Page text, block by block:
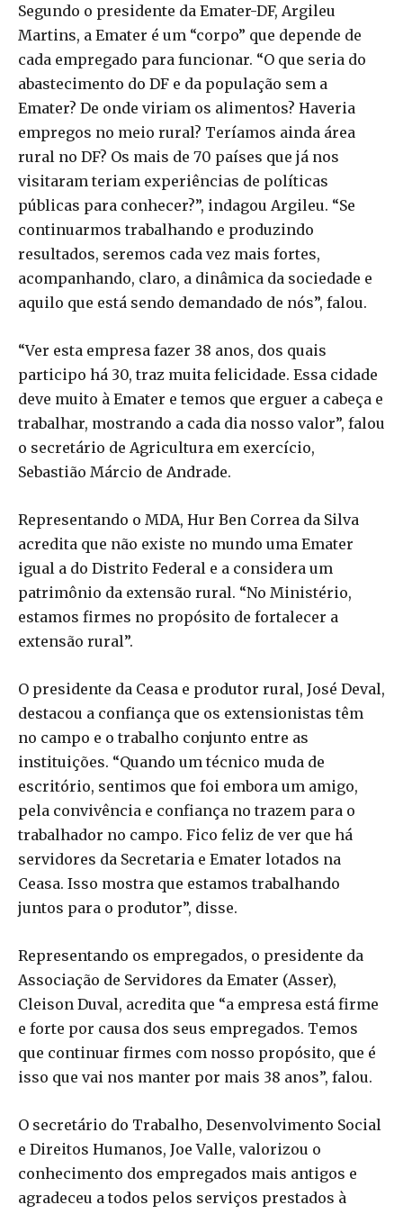
Segundo o presidente da Emater-DF, Argileu
Martins, a Emater é um “corpo” que depende de
cada empregado para funcionar. “O que seria do
abastecimento do DF e da população sem a
Emater? De onde viriam os alimentos? Haveria
empregos no meio rural? Teríamos ainda área
rural no DF? Os mais de 70 países que já nos
visitaram teriam experiências de políticas
públicas para conhecer?”, indagou Argileu. “Se
continuarmos trabalhando e produzindo
resultados, seremos cada vez mais fortes,
acompanhando, claro, a dinâmica da sociedade e
aquilo que está sendo demandado de nós”, falou.
“Ver esta empresa fazer 38 anos, dos quais
participo há 30, traz muita felicidade. Essa cidade
deve muito à Emater e temos que erguer a cabeça e
trabalhar, mostrando a cada dia nosso valor”, falou
o secretário de Agricultura em exercício,
Sebastião Márcio de Andrade.
Representando o MDA, Hur Ben Correa da Silva
acredita que não existe no mundo uma Emater
igual a do Distrito Federal e a considera um
patrimônio da extensão rural. “No Ministério,
estamos firmes no propósito de fortalecer a
extensão rural”.
O presidente da Ceasa e produtor rural, José Deval,
destacou a confiança que os extensionistas têm
no campo e o trabalho conjunto entre as
instituições. “Quando um técnico muda de
escritório, sentimos que foi embora um amigo,
pela convivência e confiança no trazem para o
trabalhador no campo. Fico feliz de ver que há
servidores da Secretaria e Emater lotados na
Ceasa. Isso mostra que estamos trabalhando
juntos para o produtor”, disse.
Representando os empregados, o presidente da
Associação de Servidores da Emater (Asser),
Cleison Duval, acredita que “a empresa está firme
e forte por causa dos seus empregados. Temos
que continuar firmes com nosso propósito, que é
isso que vai nos manter por mais 38 anos”, falou.
O secretário do Trabalho, Desenvolvimento Social
e Direitos Humanos, Joe Valle, valorizou o
conhecimento dos empregados mais antigos e
agradeceu a todos pelos serviços prestados à